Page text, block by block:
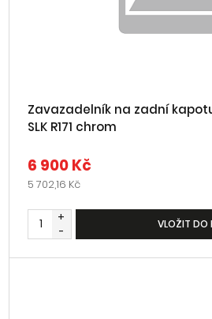
Zavazadelník na zadní
SLK R171 chrom
6 900 Kč
5 702,16 Kč
+
-
VLOŽIT DO